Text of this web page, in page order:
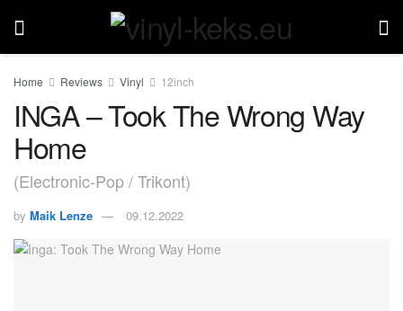
Home Reviews Vinyl 12inch
INGA – Took The Wrong Way
Home
(Electronic-Pop / Trikont)
by Maik Lenze 09.12.2022